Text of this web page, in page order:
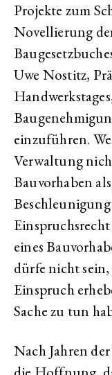
Projekte zum
Novellierung
Uwe Nostitz,
einzuführen.
Verwaltung
Bauvorhaben
eines
dürfe nicht sein,
Einspruch
Sache zu tun
Nach Jahren